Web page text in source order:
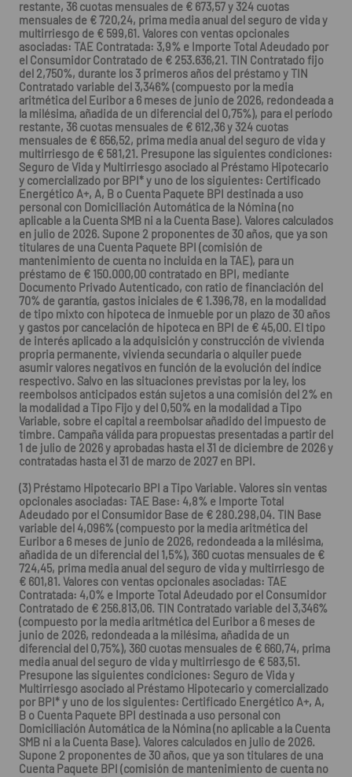
restante, 36 cuotas mensuales de € 673,57 y 324 cuotas
mensuales de € 720,24, prima media anual del seguro de vida y
multirriesgo de € 599,61. Valores con ventas opcionales
asociadas: TAE Contratada: 3,9% e Importe Total Adeudado por
el Consumidor Contratado de € 253.636,21. TIN Contratado fijo
del 2,750%, durante los 3 primeros años del préstamo y TIN
Contratado variable del 3,346% (compuesto por la media
aritmética del Euribor a 6 meses de junio de 2026, redondeada a
la milésima, añadida de un diferencial del 0,75%), para el período
restante, 36 cuotas mensuales de € 612,36 y 324 cuotas
mensuales de € 656,52, prima media anual del seguro de vida y
multirriesgo de € 581,21. Presupone las siguientes condiciones:
Seguro de Vida y Multirriesgo asociado al Préstamo Hipotecario
y comercializado por BPI* y uno de los siguientes: Certificado
Energético A+, A, B o Cuenta Paquete BPI destinada a uso
personal con Domiciliación Automática de la Nómina (no
aplicable a la Cuenta SMB ni a la Cuenta Base). Valores calculados
en julio de 2026. Supone 2 proponentes de 30 años, que ya son
titulares de una Cuenta Paquete BPI (comisión de
mantenimiento de cuenta no incluida en la TAE), para un
préstamo de € 150.000,00 contratado en BPI, mediante
Documento Privado Autenticado, con ratio de financiación del
70% de garantía, gastos iniciales de € 1.396,78, en la modalidad
de tipo mixto con hipoteca de inmueble por un plazo de 30 años
y gastos por cancelación de hipoteca en BPI de € 45,00. El tipo
de interés aplicado a la adquisición y construcción de vivienda
propria permanente, vivienda secundaria o alquiler puede
asumir valores negativos en función de la evolución del índice
respectivo. Salvo en las situaciones previstas por la ley, los
reembolsos anticipados están sujetos a una comisión del 2% en
la modalidad a Tipo Fijo y del 0,50% en la modalidad a Tipo
Variable, sobre el capital a reembolsar añadido del impuesto de
timbre. Campaña válida para propuestas presentadas a partir del
1 de julio de 2026 y aprobadas hasta el 31 de diciembre de 2026 y
contratadas hasta el 31 de marzo de 2027 en BPI.
(3) Préstamo Hipotecario BPI a Tipo Variable. Valores sin ventas
opcionales asociadas: TAE Base: 4,8% e Importe Total
Adeudado por el Consumidor Base de € 280.298,04. TIN Base
variable del 4,096% (compuesto por la media aritmética del
Euribor a 6 meses de junio de 2026, redondeada a la milésima,
añadida de un diferencial del 1,5%), 360 cuotas mensuales de €
724,45, prima media anual del seguro de vida y multirriesgo de
€ 601,81. Valores con ventas opcionales asociadas: TAE
Contratada: 4,0% e Importe Total Adeudado por el Consumidor
Contratado de € 256.813,06. TIN Contratado variable del 3,346%
(compuesto por la media aritmética del Euribor a 6 meses de
junio de 2026, redondeada a la milésima, añadida de un
diferencial del 0,75%), 360 cuotas mensuales de € 660,74, prima
media anual del seguro de vida y multirriesgo de € 583,51.
Presupone las siguientes condiciones: Seguro de Vida y
Multirriesgo asociado al Préstamo Hipotecario y comercializado
por BPI* y uno de los siguientes: Certificado Energético A+, A,
B o Cuenta Paquete BPI destinada a uso personal con
Domiciliación Automática de la Nómina (no aplicable a la Cuenta
SMB ni a la Cuenta Base). Valores calculados en julio de 2026.
Supone 2 proponentes de 30 años, que ya son titulares de una
Cuenta Paquete BPI (comisión de mantenimiento de cuenta no